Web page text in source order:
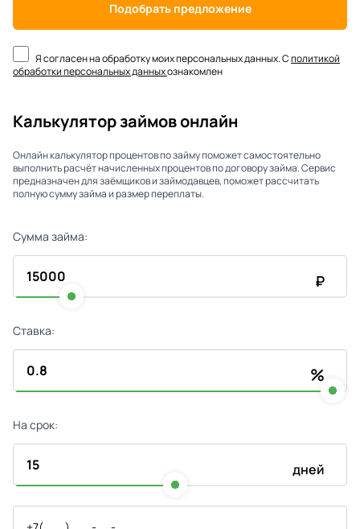
Подобрать предложение
Я согласен на обработку моих персональных данных. Сполитикой
обработки персональных данныхознакомлен
Калькулятор займов онлайн
Онлайн калькулятор процентов по займу поможет самостоятельно
выполнить расчёт начисленных процентов по договору займа. Сервис
предназначен для заёмщиков и займодавцев, поможет рассчитать
полную сумму займа и размер переплаты.
Сумма займа:
₽
Ставка:
%
На срок:
дней